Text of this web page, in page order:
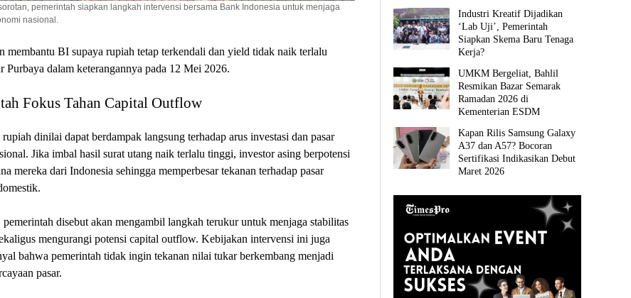
pemerintah siapkan langkah intervensi bersama Bank Indonesia untuk menjaga
nasional.
membantu BI supaya rupiah tetap terkendali dan yield tidak naik terlalu
Purbaya dalam keterangannya pada 12 Mei 2026.
Fokus Tahan Capital Outflow
rupiah dinilai dapat berdampak langsung terhadap arus investasi dan pasar
Jika imbal hasil surat utang naik terlalu tinggi, investor asing berpotensi
mereka dari Indonesia sehingga memperbesar tekanan terhadap pasar
disebut akan mengambil langkah terukur untuk menjaga stabilitas
mengurangi potensi capital outflow. Kebijakan intervensi ini juga
bahwa pemerintah tidak ingin tekanan nilai tukar berkembang menjadi
pasar.
Industri Kreatif Dijadikan
‘Lab Uji’, Pemerintah
Siapkan Skema Baru Tenaga
Kerja?
UMKM Bergeliat, Bahlil
Resmikan Bazar Semarak
Ramadan 2026 di
Kementerian ESDM
Kapan Rilis Samsung Galaxy
A37 dan A57? Bocoran
Sertifikasi Indikasikan Debut
Maret 2026